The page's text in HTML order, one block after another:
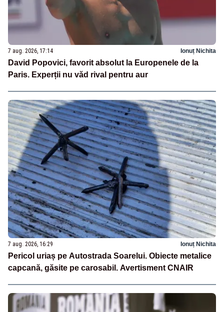
7 aug. 2026, 17:14 Ionuț Nichita
David Popovici, favorit absolut la Europenele de la
Paris. Experții nu văd rival pentru aur
7 aug. 2026, 16:29 Ionuț Nichita
Pericol uriaș pe Autostrada Soarelui. Obiecte metalice
capcană, găsite pe carosabil. Avertisment CNAIR